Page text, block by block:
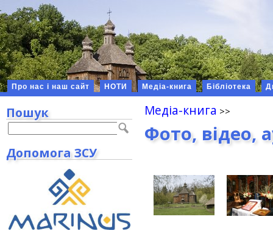
Про нас і наш сайт НОТИ Медіа-книга Бібліотека
Медіа-книга
Фото, відео,
Пошук
Допомога ЗСУ